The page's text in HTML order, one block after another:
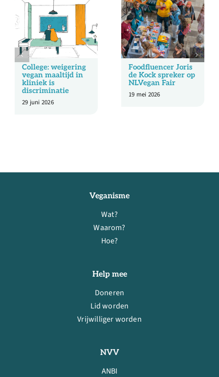
College: weigering
vegan maaltijd in
kliniek is
discriminatie
29 juni 2026
Foodfluencer Joris
de Kock spreker op
NLVegan Fair
19 mei 2026
Veganisme
Wat?
Waarom?
Hoe?
Help mee
Doneren
Lid worden
Vrijwilliger worden
NVV
ANBI